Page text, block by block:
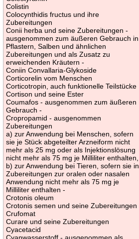
Colistin
Colocynthidis fructus und ihre
Zubereitungen
Conii herba und seine Zubereitungen -
ausgenommen zum äußeren Gebrauch in
Pflastern, Salben und ähnlichen
Zubereitungen und als Zusatz zu
erweichenden Kräutern -
Coniin Convallaria-Glykoside
Corticorelin vom Menschen
Corticotropin, auch funktionelle Teilstücke
Cortison und seine Ester
Coumafos - ausgenommen zum äußeren
Gebrauch -
Cropropamid - ausgenommen
Zubereitungen
a) zur Anwendung bei Menschen, sofern
sie je Stück abgeteilter Arzneiform nicht
mehr als 25 mg oder als Injektionslösung
nicht mehr als 75 mg je Milliliter enthalten,
b) zur Anwendung bei Tieren, sofern sie in
Zubereitungen zur oralen oder nasalen
Anwendung nicht mehr als 75 mg je
Milliliter enthalten -
Crotonis oleum
Crotonis semen und seine Zubereitungen
Crufomat
Curare und seine Zubereitungen
Cyacetacid
Cyanwasserstoff - ausgenommen als